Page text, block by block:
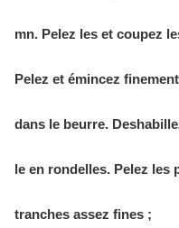
mn. Pelez les et coupez
Pelez et émincez
dans le beurre.
le en rondelles. Pelez les
tranches assez fines ;